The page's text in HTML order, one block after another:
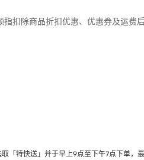
扣除商品折扣优惠、优惠券及运费后
「特快送」并于早上9点至下午7点下单，